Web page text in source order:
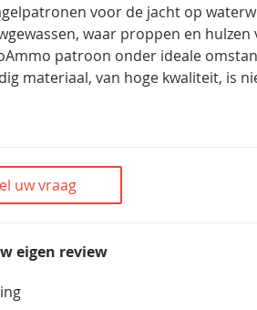
voor de jacht op
waar proppen en
patroon onder ideale
materiaal, van hoge kwaliteit, is
uw vraag
eigen review